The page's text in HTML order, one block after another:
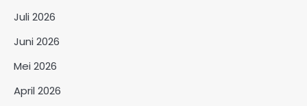
Juli 2026
Juni 2026
Mei 2026
April 2026